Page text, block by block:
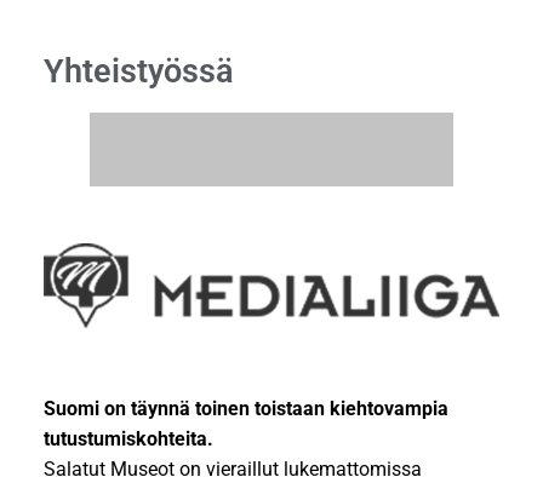
Yhteistyössä
Suomi on täynnä toinen toistaan kiehtovampia
tutustumiskohteita.
Salatut Museot on vieraillut lukemattomissa